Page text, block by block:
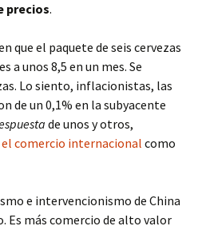
precios.
que el paquete de seis cervezas
a unos 8,5 en un mes. Se
Lo siento, inflacionistas, las
de un 0,1% en la subyacente
de unos y otros,
el comercio internacional como
e intervencionismo de China
Es más comercio de alto valor